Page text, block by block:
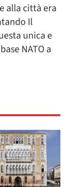
alla città era
Il
unica e
NATO a